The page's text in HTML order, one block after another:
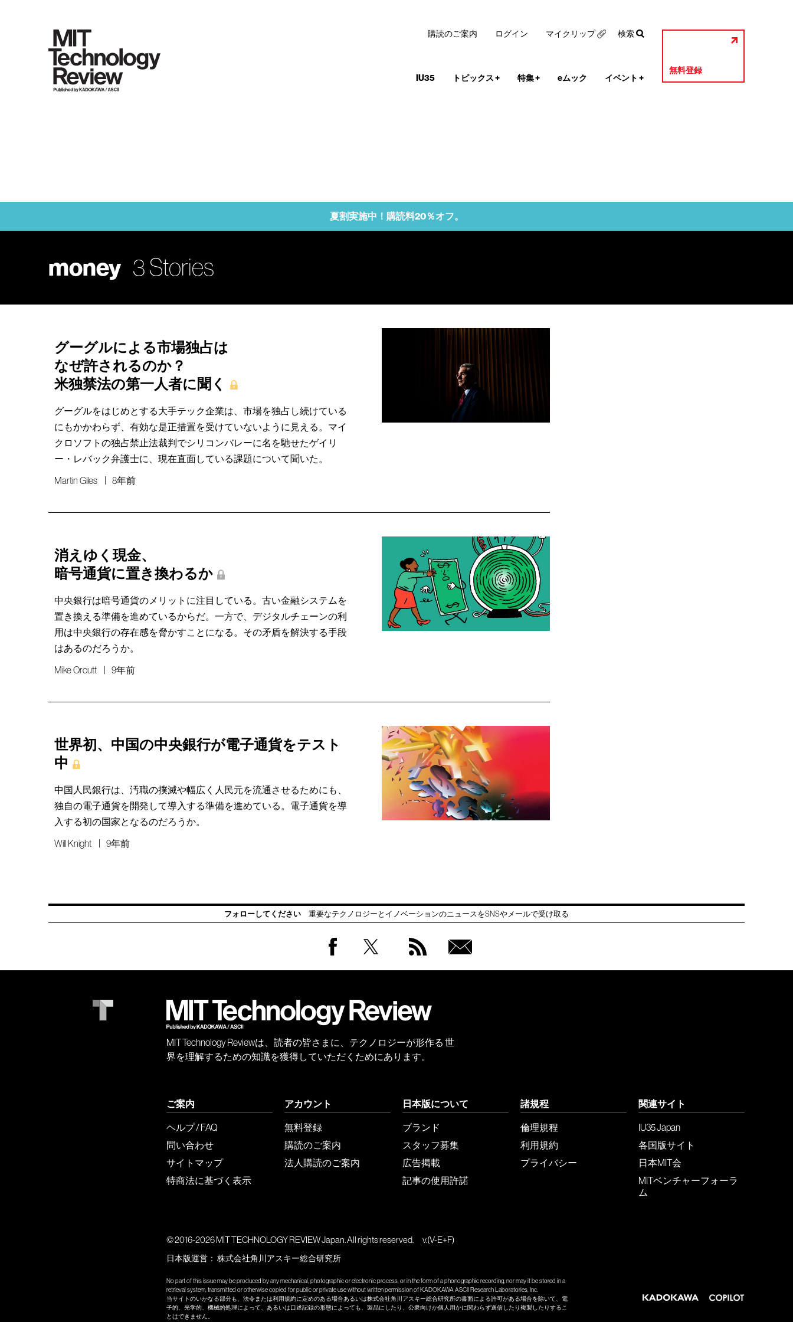
IU35 トピックス+ 特集+ eムック イベント +
無料登録
購読のご案内 ログイン マイクリップ 検索
夏割実施中！購読料20％オフ。
money 3 Stories
グーグルによる市場独占は
なぜ許されるのか？
米独禁法の第一人者に聞く
グーグルをはじめとする大手テック企業は、市場を独占し続けている
にもかかわらず、有効な是正措置を受けていないように見える。マイ
クロソフトの独占禁止法裁判でシリコンバレーに名を馳せたゲイリ
ー・レバック弁護士に、現在直面している課題について聞いた。
Martin Giles 8年前
消えゆく現金、
暗号通貨に置き換わるか
中央銀行は暗号通貨のメリットに注目している。古い金融システムを
置き換える準備を進めているからだ。一方で、デジタルチェーンの利
用は中央銀行の存在感を脅かすことになる。その矛盾を解決する手段
はあるのだろうか。
Mike Orcutt 9年前
世界初、中国の中央銀行が電子通貨をテスト
中
中国人民銀行は、汚職の撲滅や幅広く人民元を流通させるためにも、
独自の電子通貨を開発して導入する準備を進めている。電子通貨を導
入する初の国家となるのだろうか。
Will Knight 9年前
フォローしてください 重要なテクノロジーとイノベーションのニュースをSNSやメールで受け取る
会員
MIT Technology Reviewは、読者の皆さまに、テクノロジーが形作る 世
界を理解するための知識を獲得していただくためにあります。
ご案内
ヘルプ / FAQ
問い合わせ
サイトマップ
特商法に基づく表示
アカウント
無料登録
購読のご案内
法人購読のご案内
日本版について
ブランド
スタッフ募集
広告掲載
記事の使用許諾
諸規程
倫理規程
利用規約
プライバシー
関連サイト
IU35 Japan
各国版サイト
日本MIT会
MITベンチャーフォーラ
ム
© 2016-2026 MIT TECHNOLOGY REVIEW Japan. All rights reserved. v.(V-E+F)
日本版運営： 株式会社角川アスキー総合研究所
No part of this issue may be produced by any mechanical, photographic or electronic process, or in the form of a phonographic recording, nor may it be stored in a
retrieval system, transmitted or otherwise copied for public or private use without written permission of KADOKAWA ASCII Research Laboratories, Inc.
当サイトのいかなる部分も、法令または利用規約に定めのある場合あるいは株式会社角川アスキー総合研究所の書面による許可がある場合を除いて、電
子的、光学的、機械的処理によって、あるいは口述記録の形態によっても、製品にしたり、公衆向けか個人用かに関わらず送信したり複製したりするこ
とはできません。